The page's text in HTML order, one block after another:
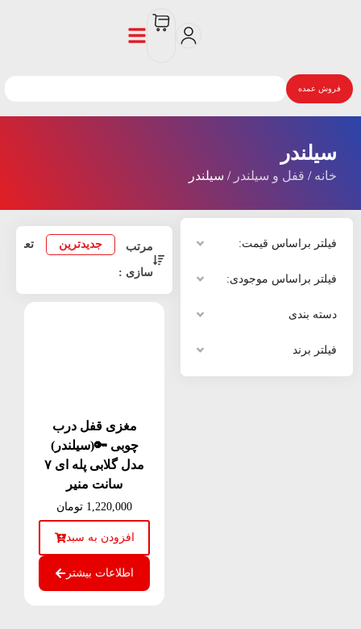
فروش عمده
سیلندر
خانه / قفل و سیلندر / سیلندر
فیلتر براساس قیمت:
فیلتر براساس موجودی:
دسته بندی
فیلتر برند
مرتب
سازی :
جدیدترین تعداد
مغزی قفل درب
چوبی 🔑(سیلندر)
مدل گلابی پله ای ۷
سانت منیر
1,220,000 تومان
افزودن به سبد
اطلاعات بیشتر